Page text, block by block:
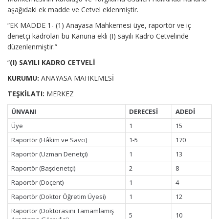
aşağıdaki ek madde ve Cetvel eklenmiştir.
“EK MADDE 1- (1) Anayasa Mahkemesi üye, raportör ve iç
denetçi kadroları bu Kanuna ekli (I) sayılı Kadro Cetvelinde
düzenlenmiştir.”
“(I) SAYILI KADRO CETVELİ
KURUMU: ANAYASA MAHKEMESİ
TEŞKİLATI: MERKEZ
ÜNVANI DERECESİ
ADEDİ
Üye
1
15
Raportör (Hâkim ve Savcı)
1-5
170
Raportör (Uzman Denetçi)
1
13
Raportör (Başdenetçi)
2
8
Raportör (Doçent)
1
4
Raportör (Doktor Öğretim Üyesi)
1
12
Raportör (Doktorasını Tamamlamış
5 10